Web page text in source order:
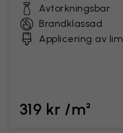
Avtorkningsbar
Brandklassad
Applicering av lim
319 kr /m²